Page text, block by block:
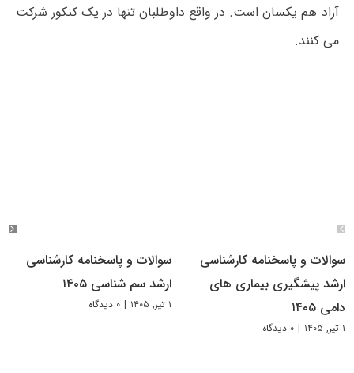
آزاد هم یکسان است. در واقع داوطلبان تنها در یک کنکور شرکت
می کنند.
سوالات و پاسخنامه کارشناسی
ارشد پیشگیری بیماری های
دامی ۱۴۰۵
۱ تیر, ۱۴۰۵ | ۰ دیدگاه
سوالات و پاسخنامه کارشناسی
ارشد سم شناسی ۱۴۰۵
۱ تیر, ۱۴۰۵ | ۰ دیدگاه